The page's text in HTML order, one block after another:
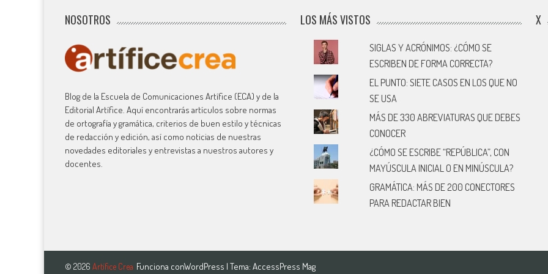
NOSOTROS
Blog de la Escuela de Comunicaciones Artífice (ECA) y de la
Editorial Artífice. Aquí encontrarás artículos sobre normas
de ortografía y gramática, criterios de buen estilo y técnicas
de redacción y edición, así como noticias de nuestras
novedades editoriales y entrevistas a nuestros autores y
docentes.
LOS MÁS VISTOS
SIGLAS Y ACRÓNIMOS: ¿CÓMO SE
ESCRIBEN DE FORMA CORRECTA?
EL PUNTO: SIETE CASOS EN LOS QUE NO
SE USA
MÁS DE 330 ABREVIATURAS QUE DEBES
CONOCER
¿CÓMO SE ESCRIBE “REPÚBLICA”, CON
MAYÚSCULA INICIAL O EN MINÚSCULA?
GRAMÁTICA: MÁS DE 200 CONECTORES
PARA REDACTAR BIEN
X
© 2026 Artífice Crea Funciona conWordPress | Tema: AccessPress Mag